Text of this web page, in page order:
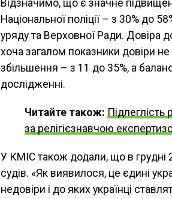
Відзначимо, що є значне
Національної поліції – з 30% до
уряду та Верховної Ради. Довіра
хоча загалом показники довіри
збільшення – з 11 до 35%, а
дослідженні.
Читайте також: Підлеглість
за релігієзнавчою
У КМІС також додали, що в грудні
судів. «Як виявилося, це єдині
недовіри і до яких українці